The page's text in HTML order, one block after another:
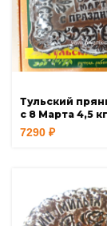
Тульский
с 8 Марта 4,5 кг
7290 ₽